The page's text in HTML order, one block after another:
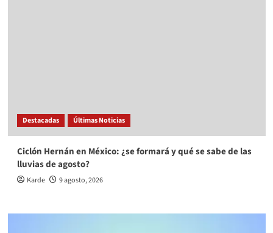
Destacadas Últimas Noticias
Ciclón Hernán en México: ¿se formará y qué se sabe de las
lluvias de agosto?
Karde 9 agosto, 2026